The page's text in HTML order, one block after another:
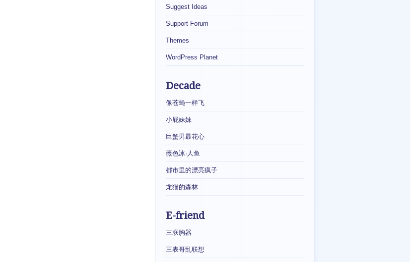
Suggest Ideas
Support Forum
Themes
WordPress Planet
Decade
像苍蝇一样飞
小屁妹妹
巨蟹男最花心
薇色冰·人鱼
都市里的漂亮疯子
龙猫的森林
E-friend
三联胸器
三表哥乱联想